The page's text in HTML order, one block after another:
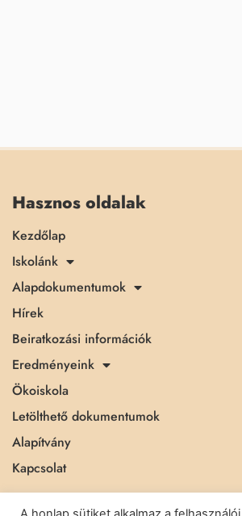
Hasznos oldalak
Kezdőlap
Iskolánk
Alapdokumentumok
Hírek
Beiratkozási információk
Eredményeink
Ökoiskola
Letölthető dokumentumok
Alapítvány
Kapcsolat